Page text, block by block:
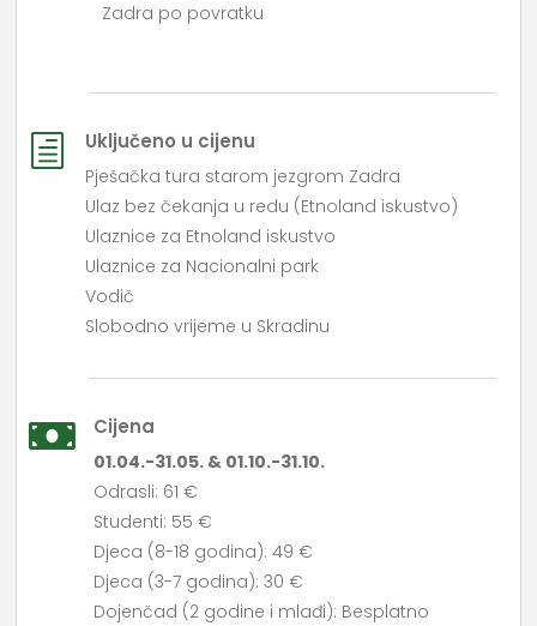
Zadra po povratku
h Uključeno u cijenu
Pješačka tura starom jezgrom Zadra
Ulaz bez čekanja u redu (Etnoland iskustvo)
Ulaznice za Etnoland iskustvo
Ulaznice za Nacionalni park
Vodič
Slobodno vrijeme u Skradinu
 Cijena
01.04.-31.05. & 01.10.-31.10.
Odrasli: 61 €
Studenti: 55 €
Djeca (8-18 godina): 49 €
Djeca (3-7 godina): 30 €
Dojenčad (2 godine i mlađi): Besplatno